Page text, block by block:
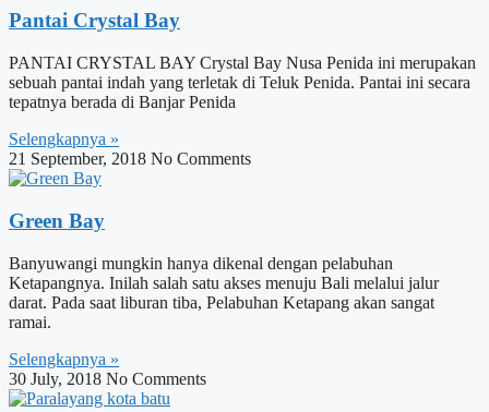
Pantai Crystal Bay
PANTAI CRYSTAL BAY Crystal Bay Nusa Penida ini merupakan
sebuah pantai indah yang terletak di Teluk Penida. Pantai ini secara
tepatnya berada di Banjar Penida
Selengkapnya »
21 September, 2018 No Comments
Green Bay
Banyuwangi mungkin hanya dikenal dengan pelabuhan
Ketapangnya. Inilah salah satu akses menuju Bali melalui jalur
darat. Pada saat liburan tiba, Pelabuhan Ketapang akan sangat
ramai.
Selengkapnya »
30 July, 2018 No Comments